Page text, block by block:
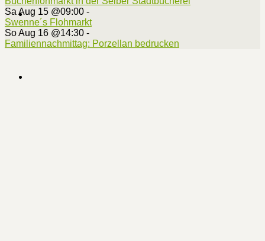
Sa Aug 15 @09:00 -
Swenne´s Flohmarkt
So Aug 16 @14:30 -
Familiennachmittag: Porzellan bedrucken